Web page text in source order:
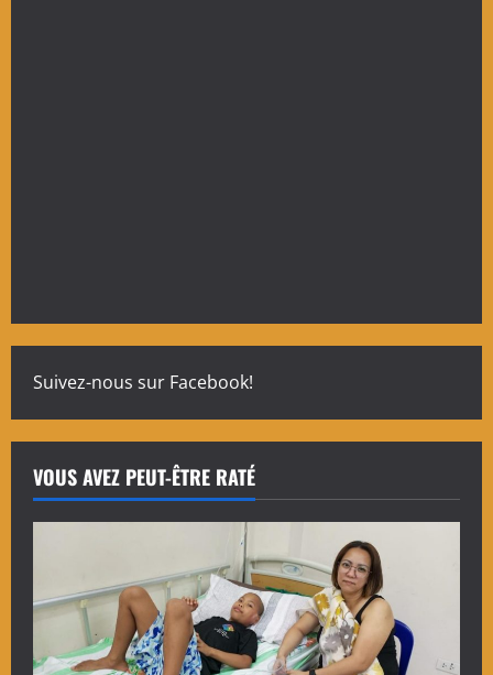
Suivez-nous sur Facebook!
VOUS AVEZ PEUT-ÊTRE RATÉ